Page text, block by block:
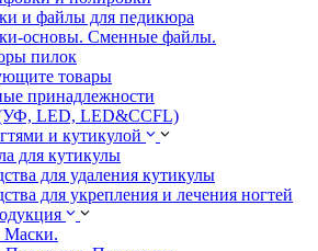
и файлы для педикюра
основы. Сменные файлы.
пилок
товары
принадлежности
LED, LED&CCFL)
и кутикулой
для кутикулы
для удаления кутикулы
для укрепления и лечения ногтей
Маски.